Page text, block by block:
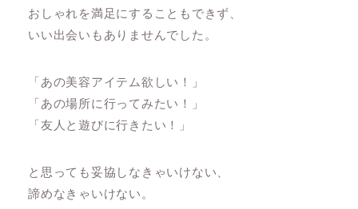
おしゃれを満足にすることもできず、
いい出会いもありませんでした。
「あの美容アイテム欲しい！」
「あの場所に行ってみたい！」
「友人と遊びに行きたい！」
と思っても妥協しなきゃいけない、
諦めなきゃいけない。